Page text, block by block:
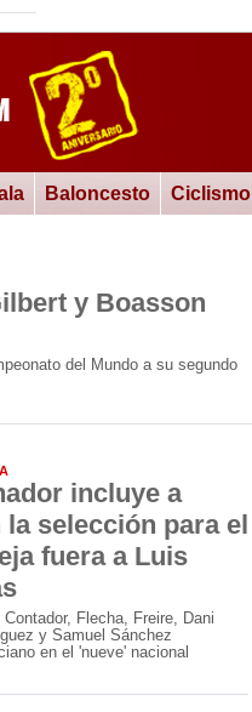
Baloncesto Ciclismo
y Boasson
del Mundo a su segundo
incluye a
la selección para el
fuera a Luis
Flecha, Freire, Dani
y Samuel Sánchez
en el 'nueve' nacional